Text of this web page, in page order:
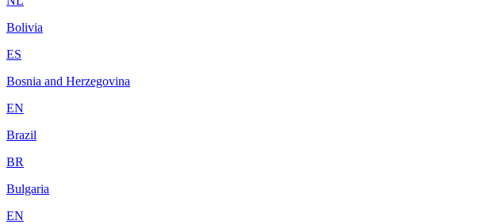
Bolivia
ES
Bosnia and Herzegovina
EN
Brazil
BR
Bulgaria
EN